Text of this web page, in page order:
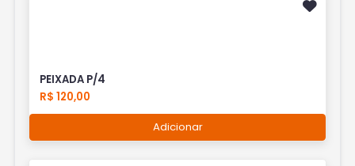
PEIXADA P/4
R$ 120,00
Adicionar